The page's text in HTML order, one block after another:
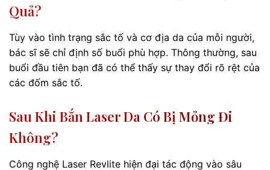
Quả?
Tùy vào tình trạng sắc tố và cơ địa da của mỗi người,
bác sĩ sẽ chỉ định số buổi phù hợp. Thông thường, sau
buổi đầu tiên bạn đã có thể thấy sự thay đổi rõ rệt của
các đốm sắc tố.
Sau Khi Bắn Laser Da Có Bị Mỏng Đi
Không?
Công nghệ Laser Revlite hiện đại tác động vào sâu